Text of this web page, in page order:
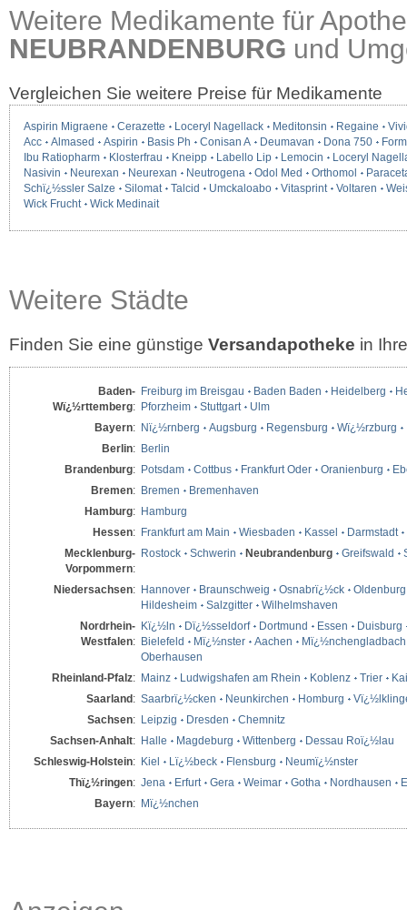
Weitere Medikamente für
NEUBRANDENBURG und
Vergleichen Sie weitere Preise für Medikamente
Aspirin Migraene Cerazette Loceryl Nagellack Meditonsin Regaine
Acc
Almased Aspirin Basis Ph Conisan A Deumavan Dona 750
Ibu Ratiopharm
Klosterfrau Kneipp Labello Lip Lemocin
Loceryl
Nasivin
Neurexan Neurexan Neutrogena Odol Med Orthomol
Schï¿½ssler Salze
Silomat Talcid Umckaloabo Vitasprint Voltaren
Wick Frucht
Wick Medinait
Weitere Städte
Finden Sie eine günstige Versandapotheke in
Baden-
Wï¿½rttemberg:
Freiburg im Breisgau Baden Baden Heidelberg
Pforzheim
Stuttgart
Ulm
Bayern: Nï¿½rnberg Augsburg Regensburg Wï¿½rzburg
Berlin: Berlin
Brandenburg: Potsdam Cottbus Frankfurt Oder Oranienburg
Bremen: Bremen
Bremenhaven
Hamburg: Hamburg
Hessen: Frankfurt am Main Wiesbaden Kassel
Darmstadt
Mecklenburg-
Vorpommern:
Rostock Schwerin Neubrandenburg Greifswald
Niedersachsen: Hannover Braunschweig Osnabrï¿½ck
Oldenburg
Hildesheim
Salzgitter
Wilhelmshaven
Nordrhein-
Westfalen:
Kï¿½ln Dï¿½sseldorf Dortmund Essen
Duisburg
Bielefeld
Mï¿½nster Aachen
Mï¿½nchengladbach
Oberhausen
Rheinland-Pfalz: Mainz Ludwigshafen am Rhein Koblenz Trier
Saarland: Saarbrï¿½cken Neunkirchen Homburg
Sachsen: Leipzig Dresden
Chemnitz
Sachsen-Anhalt: Halle Magdeburg Wittenberg
Dessau Roï¿½lau
Schleswig-Holstein: Kiel Lï¿½beck Flensburg
Neumï¿½nster
Thï¿½ringen: Jena Erfurt Gera Weimar Gotha Nordhausen
Bayern: Mï¿½nchen